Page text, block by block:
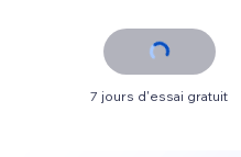
7 jours d'essai gratuit